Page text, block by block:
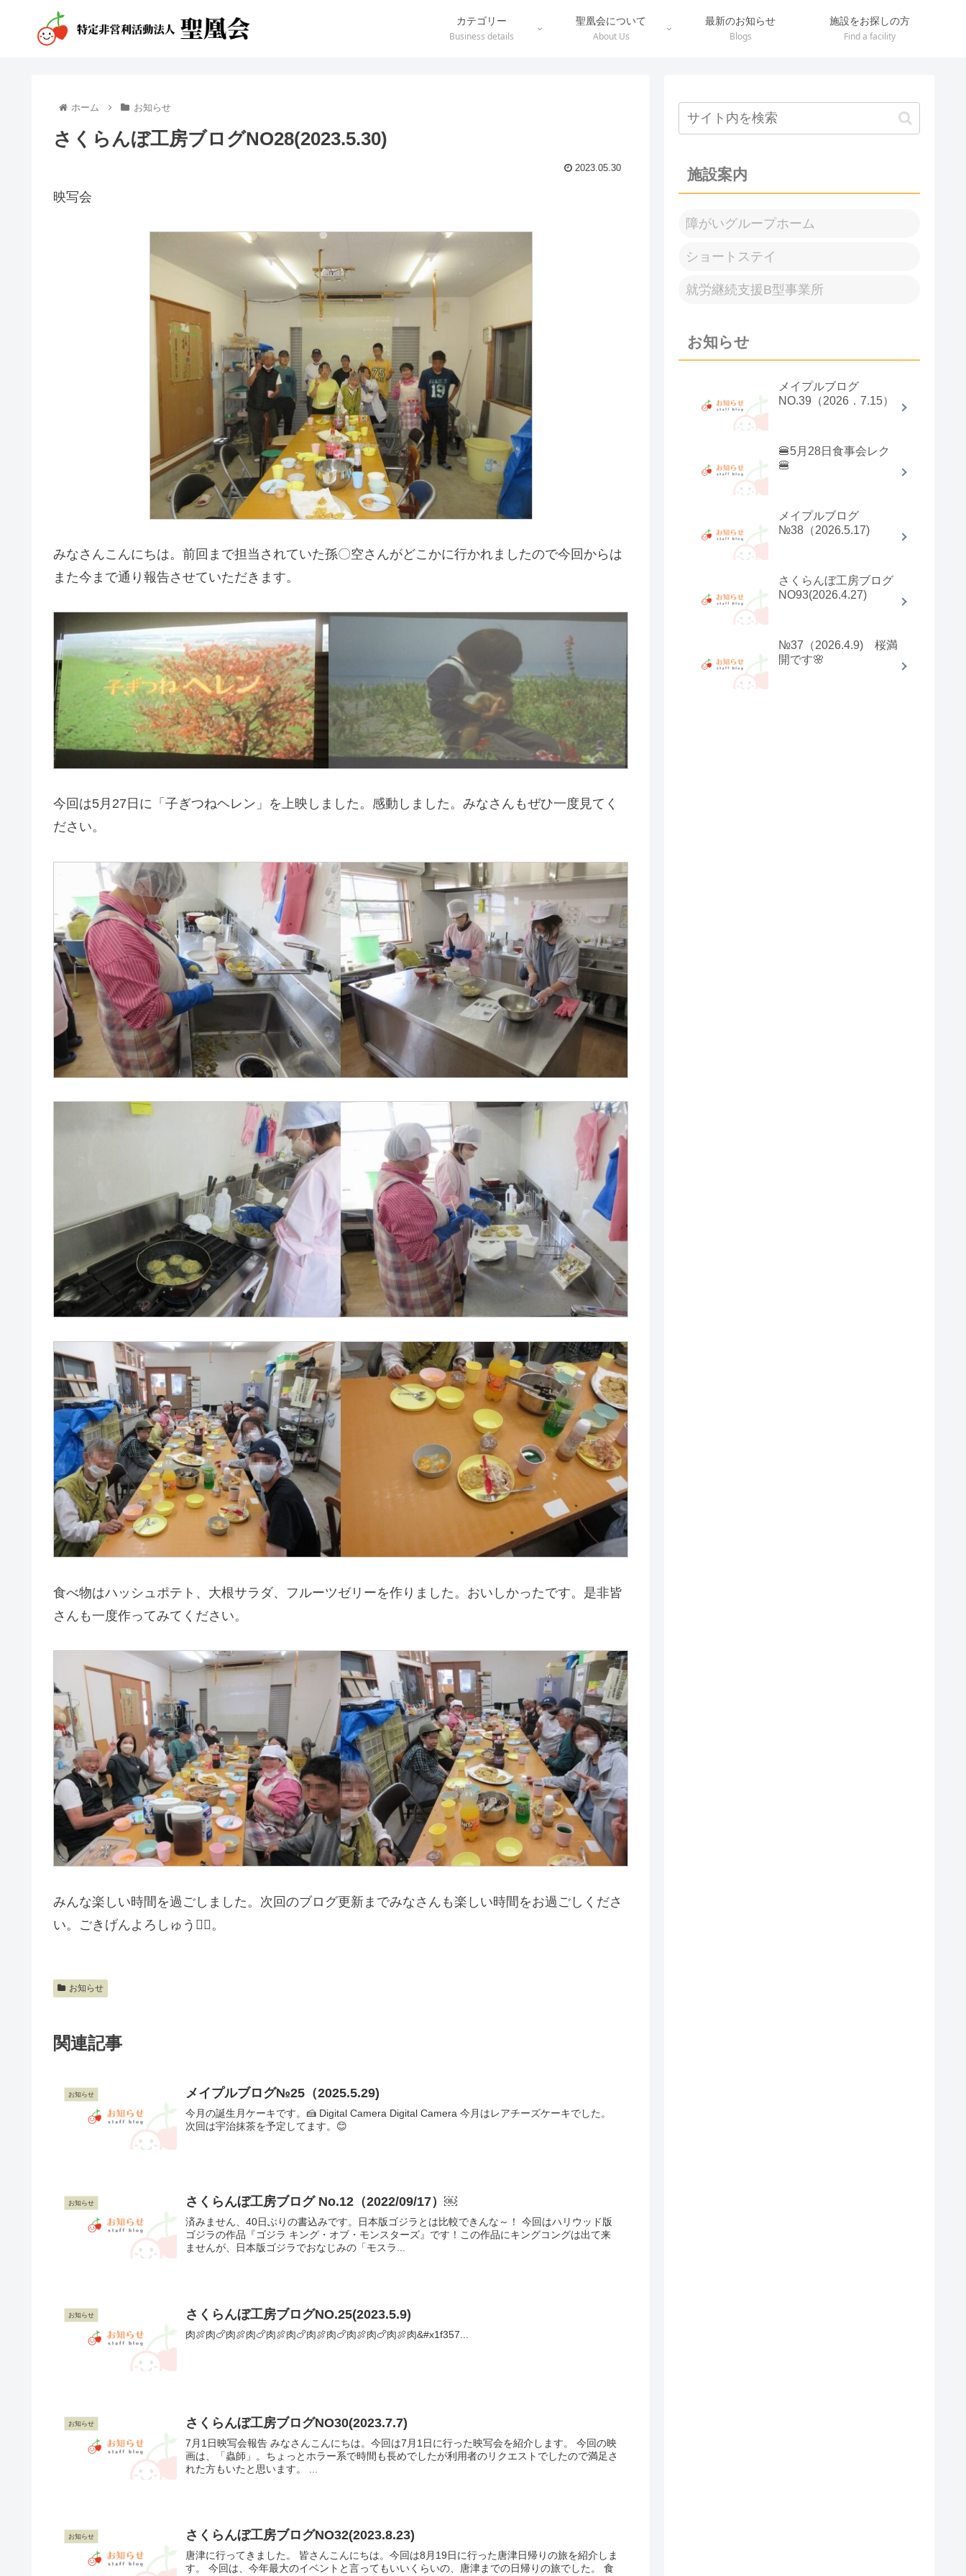
カテゴリー
Business details
聖凰会について
About Us
最新のお知らせ
Blogs
施設をお探しの方
Find a facility
ホーム お知らせ
さくらんぼ工房ブログNO28(2023.5.30)
2023.05.30
映写会
みなさんこんにちは。前回まで担当されていた孫〇空さんがどこかに行かれましたので今回からは
また今まで通り報告させていただきます。
今回は5月27日に「子ぎつねヘレン」を上映しました。感動しました。みなさんもぜひ一度見てく
ださい。
食べ物はハッシュポテト、大根サラダ、フルーツゼリーを作りました。おいしかったです。是非皆
さんも一度作ってみてください。
みんな楽しい時間を過ごしました。次回のブログ更新までみなさんも楽しい時間をお過ごしくださ
い。ごきげんよろしゅう🙋‍♂️。
お知らせ
関連記事
お知らせ メイプルブログ№25（2025.5.29)
今月の誕生月ケーキです。🍰 Digital Camera Digital Camera 今月はレアチーズケーキでした。
次回は宇治抹茶を予定してます。😊
お知らせ さくらんぼ工房ブログ No.12（2022/09/17）￼
済みません、40日ぶりの書込みです。日本版ゴジラとは比較できんな～！ 今回はハリウッド版
ゴジラの作品『ゴジラ キング・オブ・モンスターズ』です！この作品にキングコングは出て来
ませんが、日本版ゴジラでおなじみの「モスラ...
お知らせ さくらんぼ工房ブログNO.25(2023.5.9)
肉🍖肉🍗肉🍖肉🍗肉🍖肉🍗肉🍖肉🍗肉🍖肉🍗肉🍖肉&#x1f357...
お知らせ さくらんぼ工房ブログNO30(2023.7.7)
7月1日映写会報告 みなさんこんにちは。今回は7月1日に行った映写会を紹介します。 今回の映
画は、「蟲師」。ちょっとホラー系で時間も長めでしたが利用者のリクエストでしたので満足さ
れた方もいたと思います。 ...
お知らせ さくらんぼ工房ブログNO32(2023.8.23)
唐津に行ってきました。 皆さんこんにちは。今回は8月19日に行った唐津日帰りの旅を紹介しま
す。 今回は、今年最大のイベントと言ってもいいくらいの、唐津までの日帰りの旅でした。 食
施設案内
障がいグループホーム
ショートステイ
就労継続支援B型事業所
お知らせ
メイプルブログ
NO.39（2026．7.15）
🍔5月28日食事会レク
🍔
メイプルブログ
№38（2026.5.17)
さくらんぼ工房ブログ
NO93(2026.4.27)
№37（2026.4.9) 桜満
開です🌸